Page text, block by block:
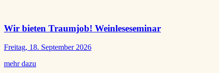
Wir bieten Traumjob! Weinleseseminar
Freitag, 18. September 2026
mehr dazu